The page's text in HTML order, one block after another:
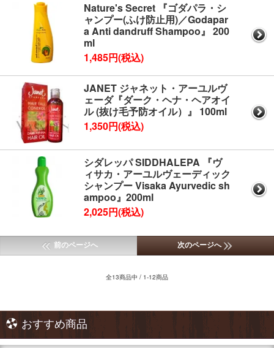
Nature's Secret 『ゴダパラ・シ
ャンプー(ふけ防止用)／Godapar
a Anti dandruff Shampoo』 200
ml
1,485円(税込)
JANET ジャネット・アーユルヴ
ェーダ『ダーク・ヘナ・ヘアオイ
ル (抜け毛予防オイル）』 100ml
1,350円(税込)
シダレッパ SIDDHALEPA 『ヴ
ィサカ・アーユルヴェーディック
シャンプー Visaka Ayurvedic sh
ampoo』200ml
2,025円(税込)
前のページへ 次のページへ
全13商品中 / 1-12商品
おすすめ商品